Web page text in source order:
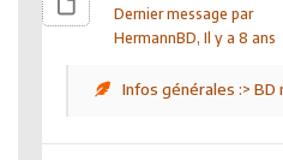
Dernier message par
HermannBD, Il y a 8 ans
Infos générales :> BD